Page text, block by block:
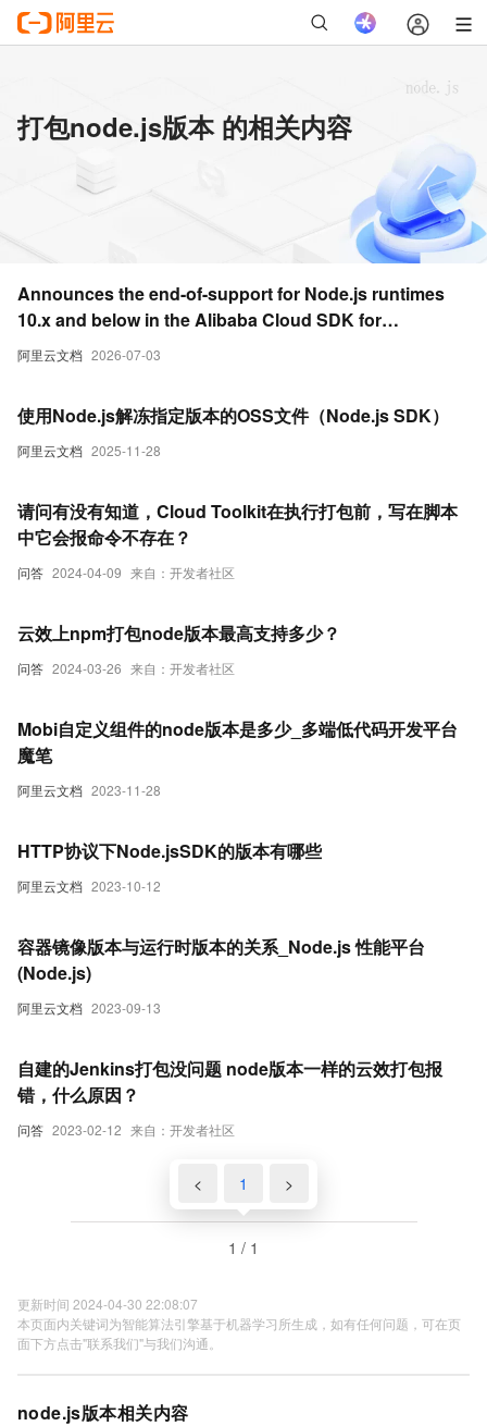
打包node.js版本 的相关内容
阿里云文档 2026-07-03
Announces the end-of-support for Node.js runtimes
10.x and below in the Alibaba Cloud SDK for
Node.js/TypeScript
阿里云文档 2025-11-28
使用Node.js解冻指定版本的OSS文件（Node.js SDK）
问答 2024-04-09 来自：开发者社区
请问有没有知道，Cloud Toolkit在执行打包前，写在脚本
中它会报命令不存在？
问答 2024-03-26 来自：开发者社区
云效上npm打包node版本最高支持多少？
阿里云文档 2023-11-28
Mobi自定义组件的node版本是多少_多端低代码开发平台
魔笔
阿里云文档 2023-10-12
HTTP协议下Node.jsSDK的版本有哪些
阿里云文档 2023-09-13
容器镜像版本与运行时版本的关系_Node.js 性能平台
(Node.js)
问答 2023-02-12 来自：开发者社区
自建的Jenkins打包没问题 node版本一样的云效打包报
错，什么原因？
< 1 >
1 / 1
更新时间 2024-04-30 22:08:07
本页面内关键词为智能算法引擎基于机器学习所生成，如有任何问题，可在页
面下方点击"联系我们"与我们沟通。
node.js版本相关内容